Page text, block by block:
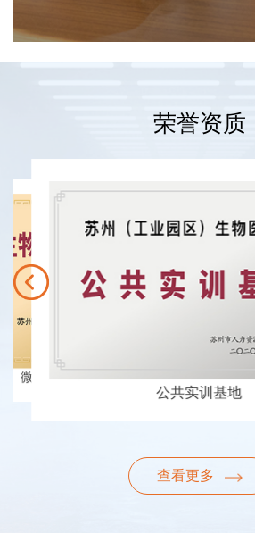
荣誉资质
基地
微生物应用研究中心
公共实训基地
查看更多